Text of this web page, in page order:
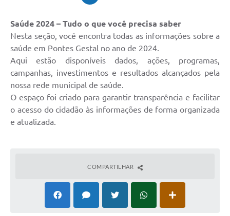
Saúde 2024 – Tudo o que você precisa saber
Nesta seção, você encontra todas as informações sobre a
saúde em Pontes Gestal no ano de 2024.
Aqui estão disponíveis dados, ações, programas,
campanhas, investimentos e resultados alcançados pela
nossa rede municipal de saúde.
O espaço foi criado para garantir transparência e facilitar
o acesso do cidadão às informações de forma organizada
e atualizada.
COMPARTILHAR